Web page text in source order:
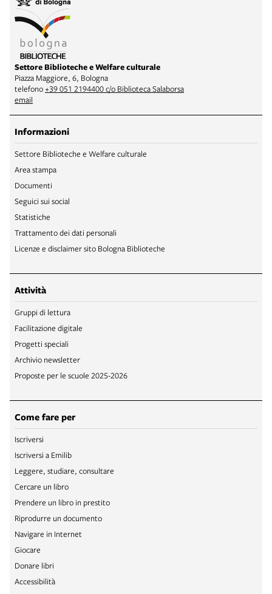
Settore Biblioteche e Welfare culturale
Piazza Maggiore, 6, Bologna
telefono+39 051 2194400 c/o Biblioteca Salaborsa
email
Informazioni
Settore Biblioteche e Welfare culturale
Area stampa
Documenti
Seguici sui social
Statistiche
Trattamento dei dati personali
Licenze e disclaimer sito Bologna Biblioteche
Attività
Gruppi di lettura
Facilitazione digitale
Progetti speciali
Archivio newsletter
Proposte per le scuole 2025-2026
Come fare per
Iscriversi
Iscriversi a Emilib
Leggere, studiare, consultare
Cercare un libro
Prendere un libro in prestito
Riprodurre un documento
Navigare in Internet
Giocare
Donare libri
Accessibilità